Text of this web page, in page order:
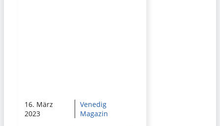
16. März
2023
Venedig
Magazin